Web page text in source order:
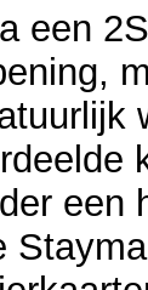
een
een